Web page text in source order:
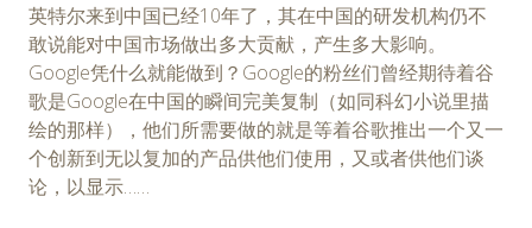
英特尔来到中国已经10年了，其在中国的研发机构仍不
敢说能对中国市场做出多大贡献，产生多大影响。
Google凭什么就能做到？Google的粉丝们曾经期待着谷
歌是Google在中国的瞬间完美复制（如同科幻小说里描
绘的那样），他们所需要做的就是等着谷歌推出一个又一
个创新到无以复加的产品供他们使用，又或者供他们谈
论，以显示……